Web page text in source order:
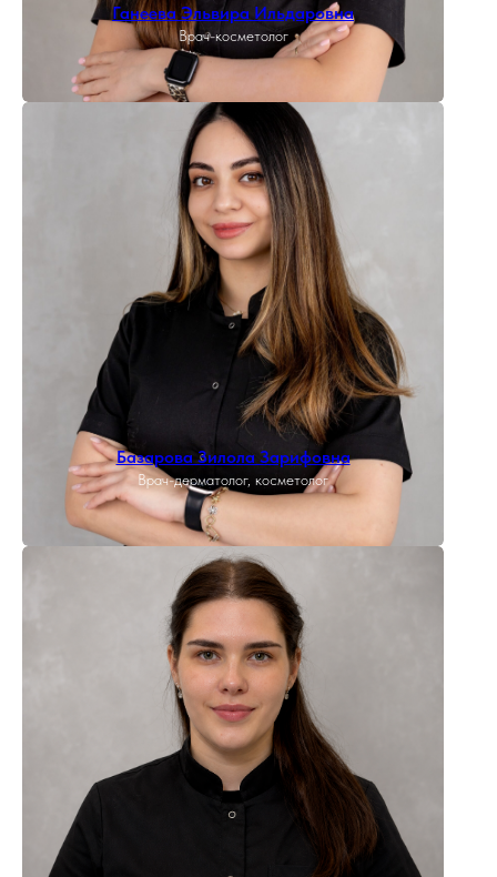
Ганеева Эльвира Ильдаровна
Врач-косметолог
Базарова Зилола Зарифовна
Врач-дерматолог, косметолог